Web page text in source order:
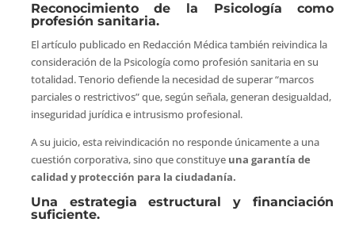
Reconocimiento de la Psicología como
profesión sanitaria.
El artículo publicado en Redacción Médica también reivindica la
consideración de la Psicología como profesión sanitaria en su
totalidad. Tenorio defiende la necesidad de superar “marcos
parciales o restrictivos” que, según señala, generan desigualdad,
inseguridad jurídica e intrusismo profesional.
A su juicio, esta reivindicación no responde únicamente a una
cuestión corporativa, sino que constituye una garantía de
calidad y protección para la ciudadanía.
Una estrategia estructural y financiación
suficiente.